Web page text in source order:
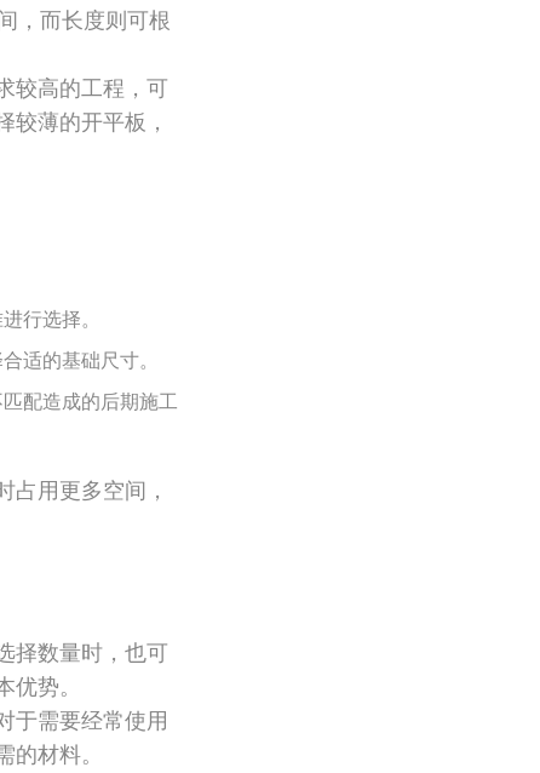
，而长度则可根
较高的工程，可
较薄的开平板，
行选择。
适的基础尺寸。
配造成的后期施工
占用更多空间，
择数量时，也可
势。
于需要经常使用
材料。